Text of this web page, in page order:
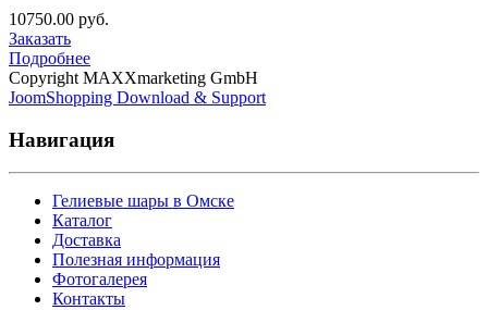
10750.00 руб.
Заказать
Подробнее
Copyright MAXXmarketing GmbH
JoomShopping Download & Support
Навигация
Гелиевые шары в Омске
Каталог
Доставка
Полезная информация
Фотогалерея
Контакты